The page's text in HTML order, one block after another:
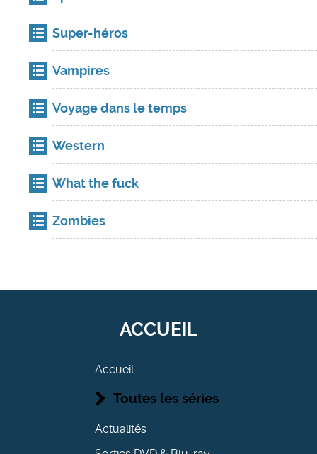
Super-héros
Vampires
Voyage dans le temps
Western
What the fuck
Zombies
ACCUEIL
Accueil
Toutes les séries
Actualités